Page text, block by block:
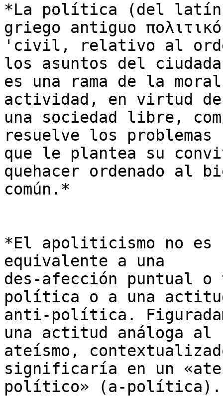
*La política (del
griego antiguo
'civil, relativo al
los asuntos del
es una rama de la
actividad, en virtud
una sociedad libre,
resuelve los problemas
que le plantea su
quehacer ordenado al
común.*
*El apoliticismo no
equivalente a una
des-afección puntual
política o a una
anti-política.
una actitud análoga al
ateísmo,
significaría en un
político» (a-